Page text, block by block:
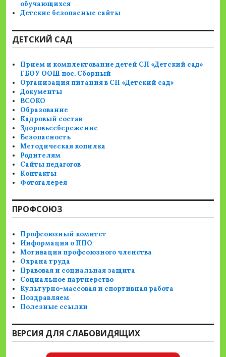
обучающихся
Детские безопасные сайты
ДЕТСКИЙ САД
Прием и комплектование детей СП «Детский сад»
ГБОУ ООШ пос. Сборный
Организация питания в СП «Детский сад»
Документы
ВСОКО
Образование
Кадровый состав
Здоровьесбережение
Безопасность
Методическая копилка
Родителям
Сайты педагогов
Контакты
Фотогалерея
ПРОФСОЮЗ
Профсоюзный комитет
Информация о ППО
Мотивация профсоюзного членства
Охрана труда
Правовая и социальная защита
Социальное партнерство
Культурно-массовая и спортивная работа
Поздравляем
Полезные ссылки
ВЕРСИЯ ДЛЯ СЛАБОВИДЯЩИХ